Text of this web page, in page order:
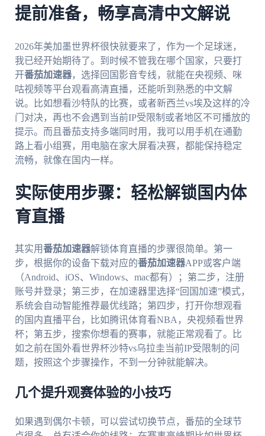
提前准备，畅享高清中文解说
2026年美加墨世界杯很快就要来了，作为一个足球迷，
我已经开始期待了。到时候不管我在哪个国家，只要打
开番茄加速器，选择回国影音专线，就能在央视频、咪
咕视频等平台观看高清直播，还能听到熟悉的中文解
说。比如想看沙特队的比赛，或者新西兰vs埃及这样的冷
门对决，再也不会遇到当前IP受限制或者地区不可播放的
提示。而且番茄支持多端同时用，我可以用手机在通勤
路上看小组赛，用电脑在家大屏看决赛，都能保持稳定
流畅，就像在国内一样。
实际使用步骤：轻松解锁国内体
育直播
其实用番茄加速器解锁体育直播的步骤很简单。第一
步，根据你的设备下载对应的番茄加速器APP或客户端
（Android、iOS、Windows、mac都有）；第二步，注册
账号并登录；第三步，在加速器里选择“回国加速”模式，
系统会自动智能推荐最优线路；第四步，打开你想观看
的国内直播平台，比如腾讯体育看NBA，央视频看世界
杯；第五步，搜索你想看的赛事，就能正常观看了。比
如之前在国外看世界杯沙特vs乌拉圭当前IP受限制的问
题，按照这个步骤操作，不到一分钟就能解决。
几个提升观赛体验的小技巧
如果遇到偶尔卡顿，可以尝试切换节点，番茄的全球节